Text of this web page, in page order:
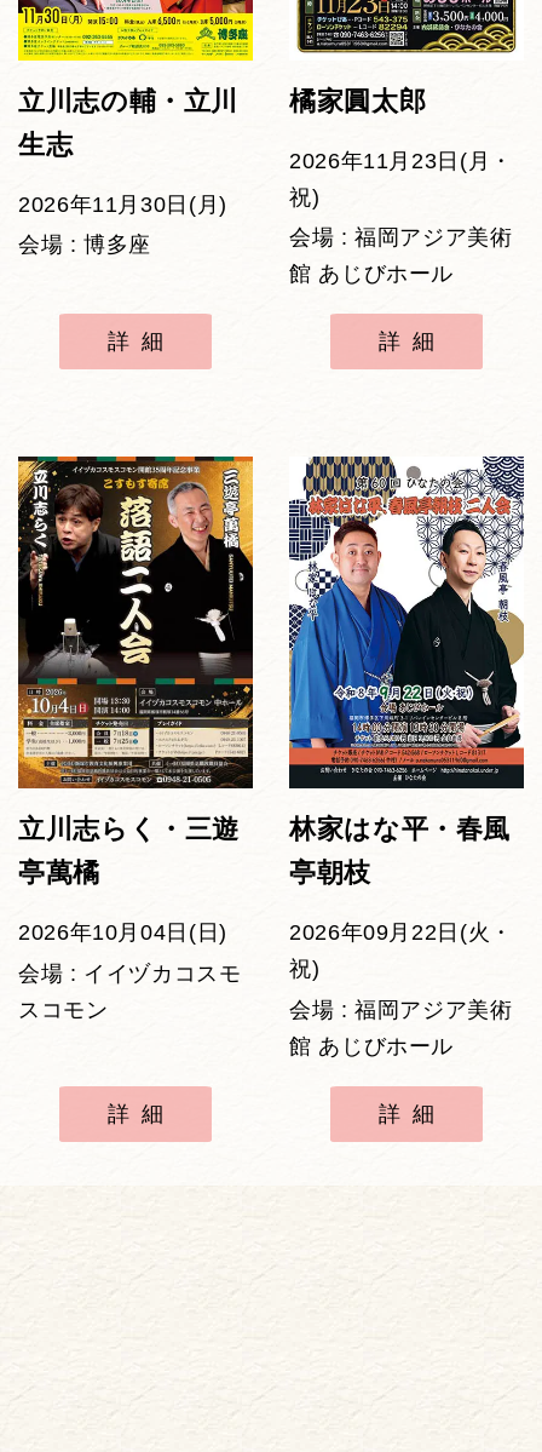
立川志の輔・立川
生志
2026年11月30日(月)
会場 : 博多座
詳細
橘家圓太郎
2026年11月23日(月・
祝)
会場 : 福岡アジア美術
館 あじびホール
詳細
立川志らく・三遊
亭萬橘
2026年10月04日(日)
会場 : イイヅカコスモ
スコモン
詳細
林家はな平・春風
亭朝枝
2026年09月22日(火・
祝)
会場 : 福岡アジア美術
館 あじびホール
詳細